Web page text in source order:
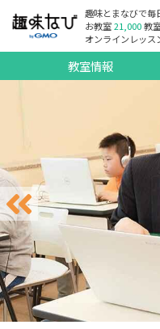
趣味とまなびで毎
お教室21,000教
オンラインレッ
教室情報